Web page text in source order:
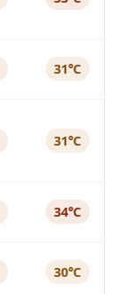
31℃
31℃
34℃
30℃